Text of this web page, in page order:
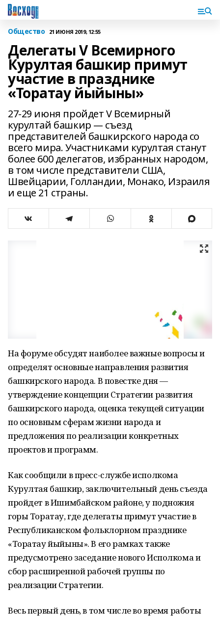
Общество 21 ИЮНЯ 2019, 12:55
Делегаты V Всемирного
Курултая башкир примут
участие в празднике
«Торатау йыйыны»
27-29 июня пройдет V Всемирный
курултай башкир — съезд
представителей башкирского народа со
всего мира. Участниками курултая станут
более 600 делегатов, избранных народом,
в том числе представители США,
Швейцарии, Голландии, Монако, Израиля
и еще 21 страны.
На форуме обсудят наиболее важные вопросы и
определят основные направления развития
башкирского народа. В повестке дня —
утверждение концепции Стратегии развития
башкирского народа, оценка текущей ситуации
по основным сферам жизни народа и
предложения по реализации конкретных
проектов и программ.
Как сообщили в пресс-службе исполкома
Курултая башкир, заключительный день съезда
пройдет в Ишимбайском районе, у подножия
горы Торатау, где делегаты примут участие в
Республиканском фольклорном празднике
«Торатау йыйыны». В его рамках также
предусмотрено заседание нового Исполкома и
сбор расширенной рабочей группы по
реализации Стратегии.
Весь первый день, в том числе во время работы